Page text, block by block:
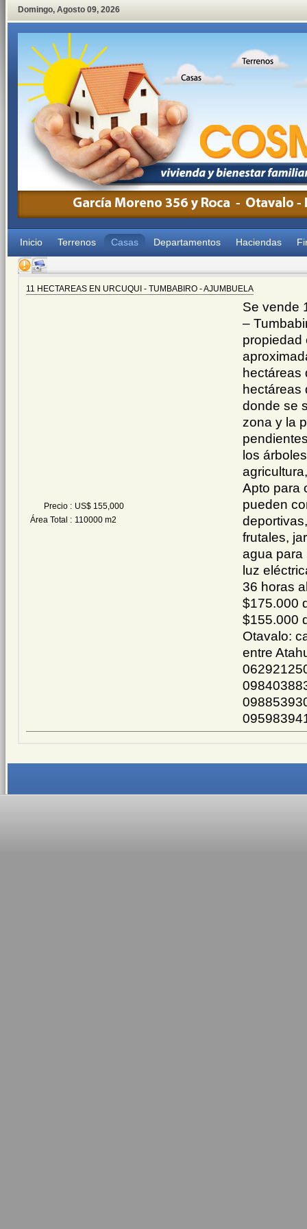
Domingo, Agosto 09, 2026
Inicio Terrenos Casas Departamentos Haciendas
11 HECTAREAS EN URCUQUI - TUMBABIRO - AJUMBUELA
Precio : US$ 155,000
Área Total : 110000 m2
Se vende
–
propiedad
hectáreas
hectáreas
donde se
zona y la
los
Apto para
pueden
frutales,
agua para
luz
36 horas
$175.000
$155.000
Otavalo:
entre